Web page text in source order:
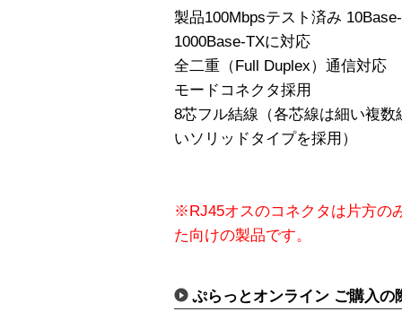
製品100Mbpsテスト済み
1000Base-TXに対応
全二重（Full Duplex）通信対応
モードコネクタ採用
8芯フル結線（各芯線は細い複
いソリッドタイプを採用）
※RJ45オスのコネクタは片方の
た向けの製品です。
ぷらっとオンライン ご購入の